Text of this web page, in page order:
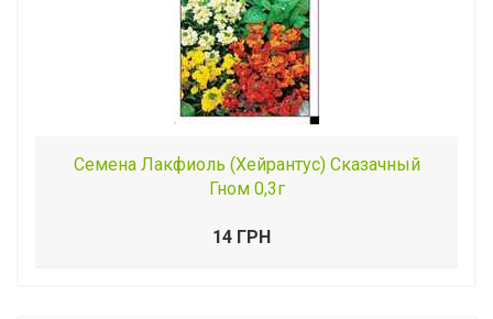
Семена Лакфиоль (Хейрантус) Сказачный
Гном 0,3г
14 ГРН